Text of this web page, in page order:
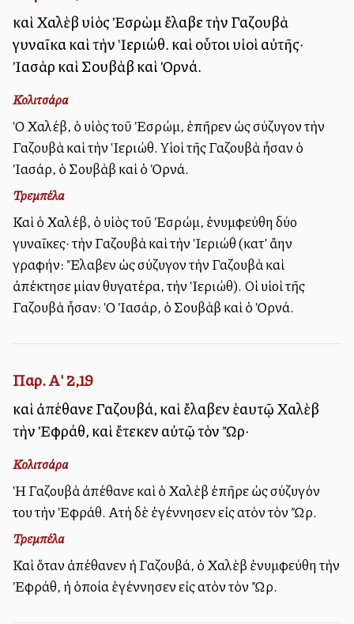
καὶ Χαλὲβ υἱὸς Ἐσρὼμ ἔλαβε τὴν Γαζουβὰ
γυναῖκα καὶ τὴν Ἱεριώθ. καὶ οὗτοι υἱοὶ αὐτῆς·
Ἰασὰρ καὶ Σουβὰβ καὶ Ὀρνά.
Κολιτσάρα
Ὁ Χαλέβ, ὁ υἱὸς τοῦ Ἐσρώμ, ἐπῆρεν ὡς σύζυγον τὴν
Γαζουβὰ καὶ τὴν Ἱεριώθ. Υἱοὶ τῆς Γαζουβὰ ἦσαν ὁ
Ἰασάρ, ὁ Σουβὰβ καὶ ὁ Ὀρνά.
Τρεμπέλα
Καὶ ὁ Χαλέβ, ὁ υἱὸς τοῦ Ἐσρώμ, ἐνυμφεύθη δύο
γυναῖκες· τὴν Γαζουβὰ καὶ τὴν Ἱεριώθ (κατ’ ἄλλην
γραφήν: Ἔλαβεν ὡς σύζυγον τὴν Γαζουβὰ καὶ
ἀπέκτησε μίαν θυγατέρα, τὴν Ἱεριώθ). Οἱ υἱοὶ τῆς
Γαζουβὰ ἦσαν: Ὁ Ἰασάρ, ὁ Σουβὰβ καὶ ὁ Ὀρνά.
Παρ. Α' 2,19
καὶ ἀπέθανε Γαζουβά, καὶ ἔλαβεν ἑαυτῷ Χαλὲβ
τὴν Ἐφράθ, καὶ ἔτεκεν αὐτῷ τὸν Ὤρ·
Κολιτσάρα
Ἡ Γαζουβὰ ἀπέθανε καὶ ὁ Χαλὲβ ἐπῆρε ὡς σύζυγόν
του τὴν Ἐφράθ. Αὐτὴ δὲ ἐγέννησεν εἰς αὐτὸν τὸν Ὤρ.
Τρεμπέλα
Καὶ ὅταν ἀπέθανεν ἡ Γαζουβά, ὁ Χαλὲβ ἐνυμφεύθη τὴν
Ἐφράθ, ἡ ὁποία ἐγέννησεν εἰς αὐτὸν τὸν Ὤρ.